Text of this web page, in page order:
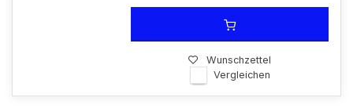
Wunschzettel
Vergleichen